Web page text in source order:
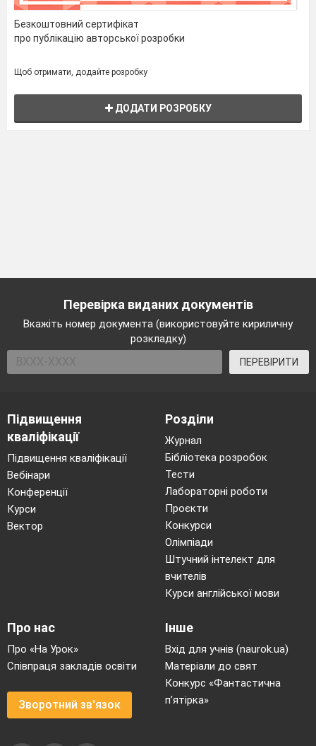
Безкоштовний сертифікат
про публікацію авторської розробки
Щоб отримати, додайте розробку
ДОДАТИ РОЗРОБКУ
Перевірка виданих документів
Вкажіть номер документа (використовуйте кириличну
розкладку)
ПЕРЕВІРИТИ
Підвищення
кваліфікації
Підвищення кваліфікації
Вебінари
Конференції
Курси
Вектор
Розділи
Журнал
Бібліотека розробок
Тести
Лабораторні роботи
Проєкти
Конкурси
Олімпіади
Штучний інтелект для
вчителів
Курси англійської мови
Про нас
Про «На Урок»
Співпраця закладів освіти
Зворотний зв'язок
Інше
Вхід для учнів (naurok.ua)
Матеріали до свят
Конкурс «Фантастична
п’ятірка»